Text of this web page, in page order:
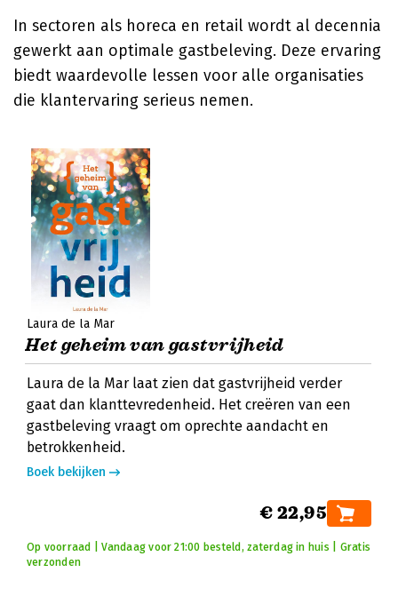
In sectoren als horeca en retail wordt al decennia
gewerkt aan optimale gastbeleving. Deze ervaring
biedt waardevolle lessen voor alle organisaties
die klantervaring serieus nemen.
Laura de la Mar
Het geheim van gastvrijheid
Laura de la Mar laat zien dat gastvrijheid verder
gaat dan klanttevredenheid. Het creëren van een
gastbeleving vraagt om oprechte aandacht en
betrokkenheid.
Boek bekijken
€ 22,95
Op voorraad | Vandaag voor 21:00 besteld, zaterdag in huis | Gratis
verzonden